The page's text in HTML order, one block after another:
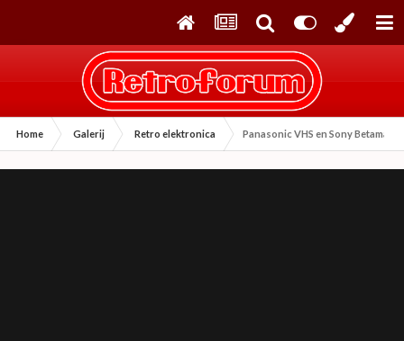
Home Galerij Retro elektronica Panasonic VHS en Sony Betamax